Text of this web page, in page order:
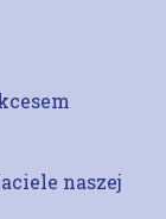
naszej